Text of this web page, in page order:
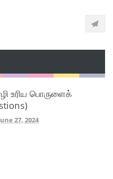
உரிய பொருளைக்
27, 2024